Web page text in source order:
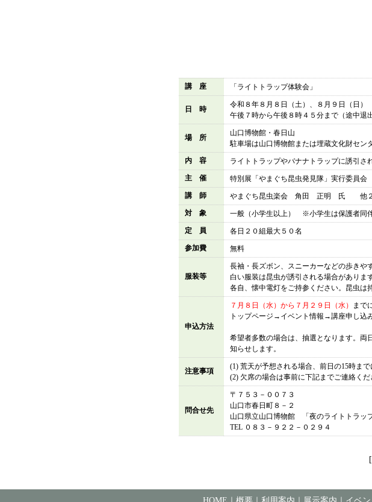
講 座 「ライトトラップ体験会」
日 時
令和８年８月８日（土）、８月９日（日）
午後７時から午後８時４５分まで（途中退
場 所
山口博物館・春日山
駐車場は山口博物館または埋蔵文化財セン
内 容
ライトトラップやバナナトラップに誘引さ
主 催
特別展「やまぐち昆虫発見隊」実行委員会
講 師
やまぐち昆虫楽会 角田 正明 氏 他
対 象
一般（小学生以上） ※小学生は保護者同
定 員
各日２０組最大５０名
参加費
無料
服装等
長袖・長ズボン、スニーカーなどの歩きや
白い服装は昆虫が誘引される場合がありま
各自、懐中電灯をご持参ください。昆虫は
申込方法
７月８日（水）から７月２９日（水）
まで
トップページ→イベント情報→講座申し込
希望者多数の場合は、抽選となります。両
知らせします。
注意事項
(1) 荒天が予想される場合、前日の15時ま
(2) 欠席の場合は事前に下記までご連絡くだ
問合せ先
〒７５３－００７３
山口市春日町８－２
山口県立山口博物館 「夜のライトトラ
TEL ０８３－９２２－０２９４
[